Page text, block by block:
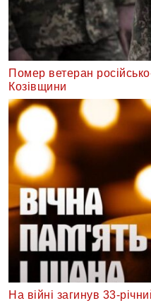
Помер ветеран
Козівщини
На війні загинув 33-